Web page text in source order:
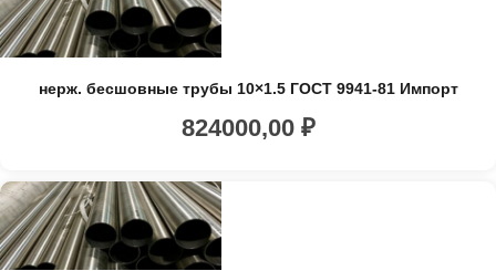
нерж. бесшовные трубы 10×1.5 ГОСТ 9941-81 Импорт
824000,00 ₽